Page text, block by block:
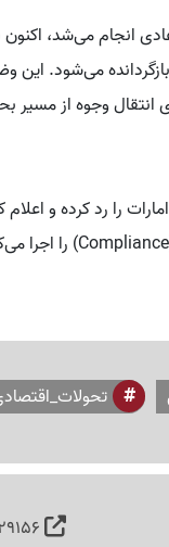
انجام می‌شد، اکنون
می‌شود. این
انتقال وجوه از مسیر
را رد کرده و